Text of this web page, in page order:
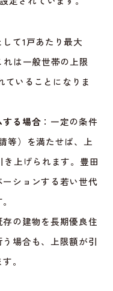
して1戸あたり最大
れは一般世帯の上限
ていることになりま
する場合 ：一定の条件
等）を満たせば、上
上げられます。豊田
ションする若い世代
存の建物を長期優良住
場合も、上限額が引
。